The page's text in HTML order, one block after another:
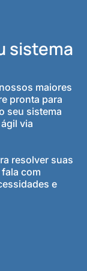
sistema
maiores
pronta para
seu sistema
via
resolver suas
com
e